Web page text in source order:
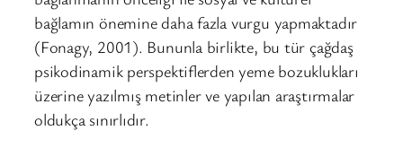
bağlamın önemine daha fazla vurgu yapmaktadır
(Fonagy, 2001). Bununla birlikte, bu tür çağdaş
psikodinamik perspektiflerden yeme bozuklukları
üzerine yazılmış metinler ve yapılan araştırmalar
oldukça sınırlıdır.